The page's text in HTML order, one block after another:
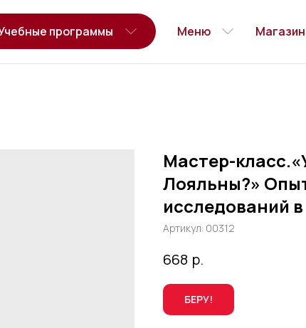
программы Меню Магазин
Мастер-
Лояльны?»
исследований
Артикул: 00312
668 р.
БЕРУ!